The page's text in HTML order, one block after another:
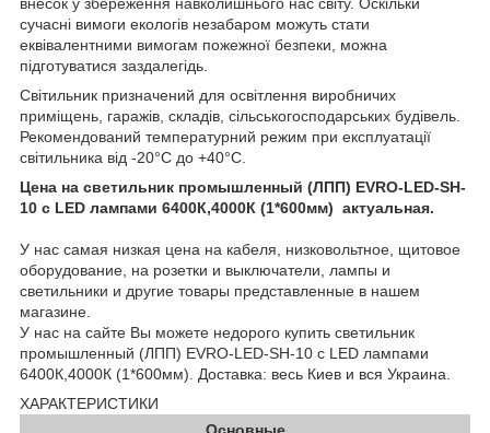
внесок у збереження навколишнього нас світу. Оскільки
сучасні вимоги екологів незабаром можуть стати
еквівалентними вимогам пожежної безпеки, можна
підготуватися заздалегідь.
Світильник призначений для освітлення виробничих
приміщень, гаражів, складів, сільськогосподарських будівель.
Рекомендований температурний режим при експлуатації
світильника від -20°С до +40°С.
Цена на светильник промышленный (ЛПП) EVRO-LED-SH-
10 с LED лампами 6400К,4000К (1*600мм) актуальная.
У нас самая низкая цена на кабеля, низковольтное, щитовое
оборудование, на розетки и выключатели, лампы и
светильники и другие товары представленные в нашем
магазине.
У нас на сайте Вы можете недорого купить светильник
промышленный (ЛПП) EVRO-LED-SH-10 с LED лампами
6400К,4000К (1*600мм). Доставка: весь Киев и вся Украина.
ХАРАКТЕРИСТИКИ